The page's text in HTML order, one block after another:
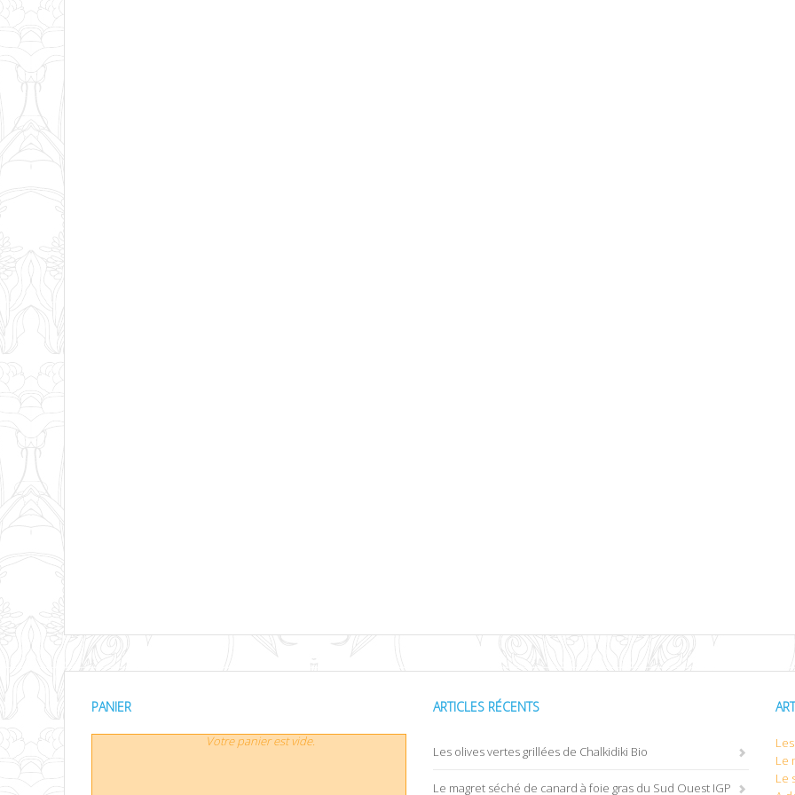
PANIER
Votre panier est vide.
ARTICLES RÉCENTS
Les olives vertes grillées de Chalkidiki Bio
Le magret séché de canard à foie gras du Sud Ouest IGP
Le
Le